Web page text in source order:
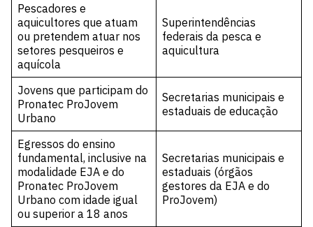
Pescadores e
aquicultores que atuam
ou pretendem atuar nos
setores pesqueiros e
aquícola
Superintendências
federais da pesca e
aquicultura
Jovens que participam do
Pronatec ProJovem
Urbano
Secretarias municipais e
estaduais de educação
Egressos do ensino
fundamental, inclusive na
modalidade EJA e do
Pronatec ProJovem
Urbano com idade igual
ou superior a 18 anos
Secretarias municipais e
estaduais (órgãos
gestores da EJA e do
ProJovem)